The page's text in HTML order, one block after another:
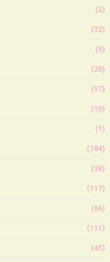
(2)
(32)
(5)
(28)
(57)
(10)
(1)
(184)
(38)
(117)
(66)
(111)
(45)